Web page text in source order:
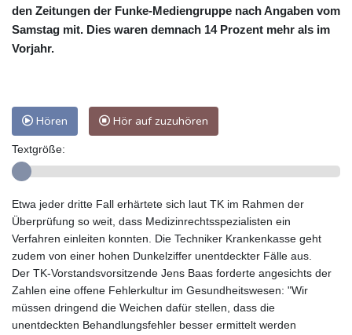
den Zeitungen der Funke-Mediengruppe nach Angaben vom
Samstag mit. Dies waren demnach 14 Prozent mehr als im
Vorjahr.
Hören Hör auf zuzuhören
Textgröße:
Etwa jeder dritte Fall erhärtete sich laut TK im Rahmen der
Überprüfung so weit, dass Medizinrechtsspezialisten ein
Verfahren einleiten konnten. Die Techniker Krankenkasse geht
zudem von einer hohen Dunkelziffer unentdeckter Fälle aus.
Der TK-Vorstandsvorsitzende Jens Baas forderte angesichts der
Zahlen eine offene Fehlerkultur im Gesundheitswesen: "Wir
müssen dringend die Weichen dafür stellen, dass die
unentdeckten Behandlungsfehler besser ermittelt werden